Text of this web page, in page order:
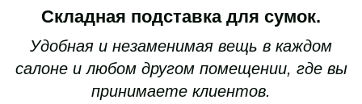
Складная подставка для сумок.
Удобная и незаменимая вещь в каждом
салоне и любом другом помещении, где вы
принимаете клиентов.